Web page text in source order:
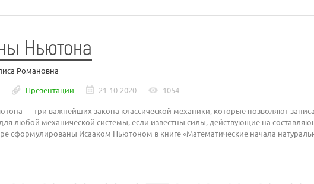
Ньютона
Романовна
Презентации 21-10-2020 1054
— три важнейших закона классической механики, которые позволяют
любой механической системы, если известны силы, действующие на
сформулированы Исааком Ньютоном в книге «Математические начала